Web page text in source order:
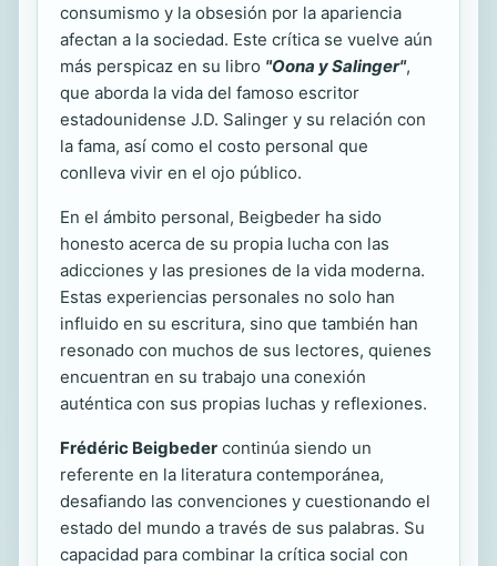
consumismo y la obsesión por la apariencia
afectan a la sociedad. Este crítica se vuelve aún
más perspicaz en su libro "Oona y Salinger",
que aborda la vida del famoso escritor
estadounidense J.D. Salinger y su relación con
la fama, así como el costo personal que
conlleva vivir en el ojo público.
En el ámbito personal, Beigbeder ha sido
honesto acerca de su propia lucha con las
adicciones y las presiones de la vida moderna.
Estas experiencias personales no solo han
influido en su escritura, sino que también han
resonado con muchos de sus lectores, quienes
encuentran en su trabajo una conexión
auténtica con sus propias luchas y reflexiones.
Frédéric Beigbeder continúa siendo un
referente en la literatura contemporánea,
desafiando las convenciones y cuestionando el
estado del mundo a través de sus palabras. Su
capacidad para combinar la crítica social con